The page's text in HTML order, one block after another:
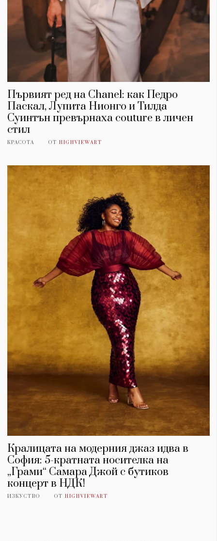
Първият ред на Chanel: как Педро
Паскал, Лупита Нионго и Тилда
Суинтън превърнаха couture в личен
стил
КРАСОТА ОТ HIGHVIEWART
Кралицата на модерния джаз идва в
София: 5-кратната носителка на
„Грами“ Самара Джой с бутиков
концерт в НДК!
ИЗКУСТВО ОТ HIGHVIEWART